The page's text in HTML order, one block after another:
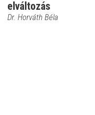
elváltozás
Dr. Horváth Béla